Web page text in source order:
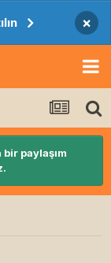
×
paylaşım